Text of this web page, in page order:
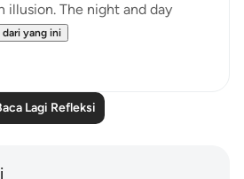
illusion. The night and day
yang ini
Lagi Refleksi